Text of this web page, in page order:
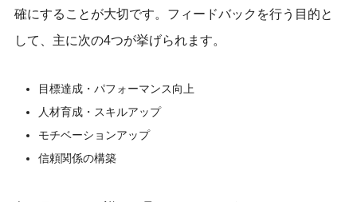
確にすることが大切です。フィードバックを行う目的と
して、主に次の4つが挙げられます。
​​目標達成・パフォーマンス向上
人材育成・スキルアップ
モチベーションアップ
信頼関係の構築